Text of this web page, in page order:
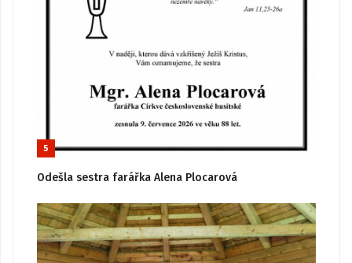
5
Odešla sestra farářka Alena Plocarová